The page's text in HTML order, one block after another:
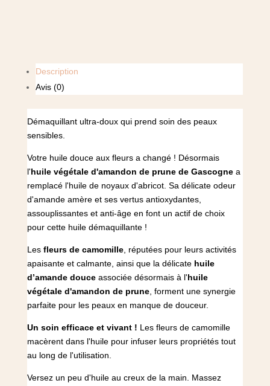
Description
Avis (0)
Démaquillant ultra-doux qui prend soin des peaux
sensibles.
Votre huile douce aux fleurs a changé ! Désormais
l'huile végétale d'amandon de prune de Gascognea
remplacé l'huile de noyaux d'abricot. Sa délicate odeur
d'amande amère et ses vertus antioxydantes,
assouplissantes et anti-âge en font un actif de choix
pour cette huile démaquillante !
Les fleurs de camomille, réputées pour leurs activités
apaisante et calmante, ainsi que la délicate huile
d’amande douceassociée désormais à l'huile
végétale d'amandon de prune, forment une synergie
parfaite pour les peaux en manque de douceur.
Un soin efficace et vivant ! Les fleurs de camomille
macèrent dans l'huile pour infuser leurs propriétés tout
au long de l'utilisation.
Versez un peu d'huile au creux de la main. Massez